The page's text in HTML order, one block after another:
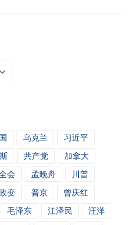
乌克兰
习近平
共产党
加拿大
会 孟晚舟
川普
变 普京
曾庆红
毛泽东 江泽民
汪洋